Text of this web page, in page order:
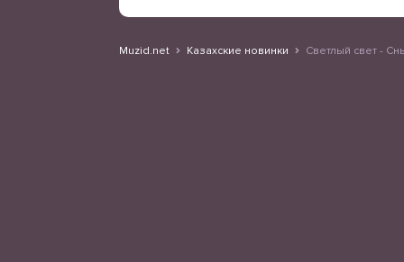
Muzid.net Казахские новинки Светлый свет -